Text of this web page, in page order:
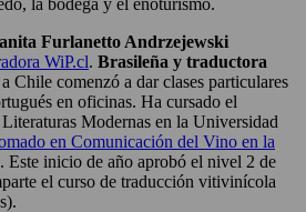
Furlanetto Andrzejewski
WiP.cl. Brasileña y traductora
Chile comenzó a dar clases particulares
en oficinas. Ha cursado el
Modernas en la Universidad
en Comunicación del Vino en la
. Este inicio de año aprobó el nivel 2 de
el curso de traducción vitivinícola